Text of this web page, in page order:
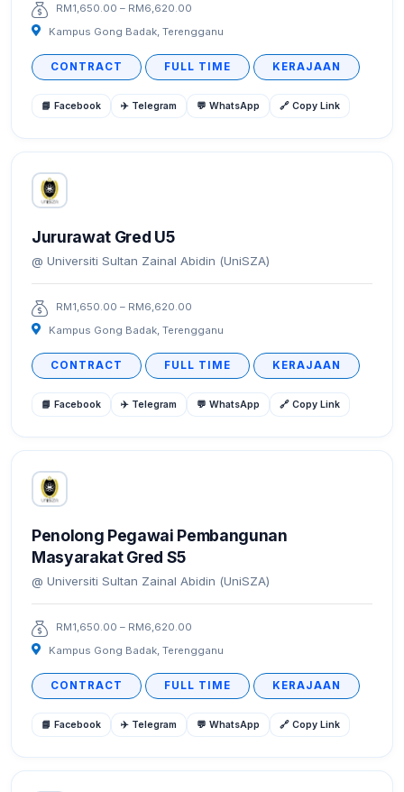
RM1,650.00 – RM6,620.00
Kampus Gong Badak, Terengganu
CONTRACT FULL TIME KERAJAAN
📘 Facebook ✈️ Telegram 💬 WhatsApp 🔗 Copy Link
Jururawat Gred U5
Universiti Sultan Zainal Abidin (UniSZA)
RM1,650.00 – RM6,620.00
Kampus Gong Badak, Terengganu
CONTRACT FULL TIME KERAJAAN
📘 Facebook ✈️ Telegram 💬 WhatsApp 🔗 Copy Link
Penolong Pegawai Pembangunan
Masyarakat Gred S5
Universiti Sultan Zainal Abidin (UniSZA)
RM1,650.00 – RM6,620.00
Kampus Gong Badak, Terengganu
CONTRACT FULL TIME KERAJAAN
📘 Facebook ✈️ Telegram 💬 WhatsApp 🔗 Copy Link